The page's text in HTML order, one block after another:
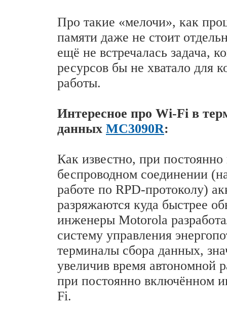
Про такие «мелочи», как
памяти даже не стоит
ещё не встречалась задача,
ресурсов бы не хватало для
работы.
Интересное про Wi-Fi в
данных MC3090R:
Как известно, при
беспроводном соединении
работе по RPD-протоколу)
разряжаются куда быстрее
инженеры Motorola
систему управления
терминалы сбора данных,
увеличив время автономной
при постоянно включённом
Fi.